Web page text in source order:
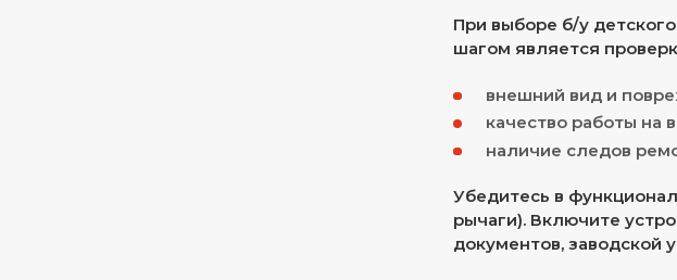
При выборе б/у
шагом является
внешний вид и
качество работы на
наличие следов
Убедитесь в
рычаги). Включите
документов, заводской